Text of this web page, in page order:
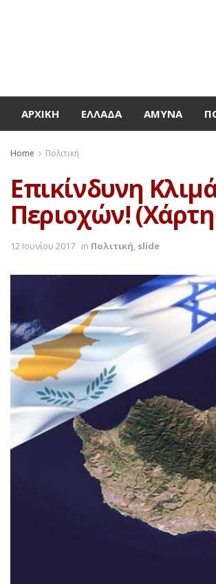
ΑΡΧΙΚΉ ΕΛΛΆΔΑ ΆΜΥΝΑ
Home Πολιτική
Επικίνδυνη
Περιοχών!
12 Ιουνίου 2017 in Πολιτική, slide